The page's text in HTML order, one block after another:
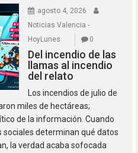
agosto 4, 2026
Noticias Valencia -
HoyLunes
0
Del incendio de las
llamas al incendio
del relato
Los incendios de julio de
miles de hectáreas;
de la información. Cuando
sociales determinan qué datos
la verdad acaba sofocada